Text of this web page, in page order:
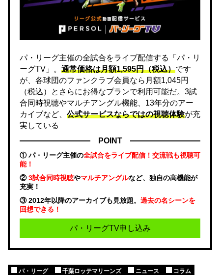
パ・リーグ主催の全試合をライブ配信する「パ・リ
ーグTV」。 通常価格は月額1,595円（税込）です
が、各球団のファンクラブ会員なら月額1,045円
（税込）とさらにお得なプランで利用可能だ。3試
合同時視聴やマルチアングル機能、13年分のアー
カイブなど、 公式サービスならではの視聴体験が充
実している
POINT
① パ・リーグ主催の全試合をライブ配信！交流戦も視聴可
能！
②3試合同時視聴やマルチアングルなど、独自の高機能が
充実！
③ 2012年以降のアーカイブも見放題。 過去の名シーンを
回想できる！
パ・リーグTV申し込み
パ・リーグ 千葉ロッテマリーンズ ニュース
コラム